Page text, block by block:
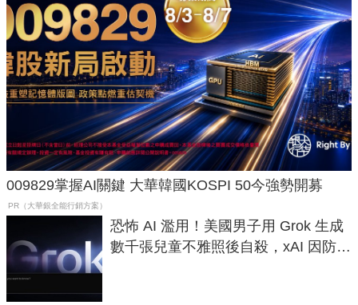
009829掌握AI關鍵 大華韓國KOSPI 50今強勢開募
PR（大華銀全能行銷方案）
恐怖 AI 濫用！美國男子用 Grok 生成
數千張兒童不雅照後自殺，xAI 因防護